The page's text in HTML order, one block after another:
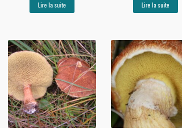
Lire la suite Lire la suite